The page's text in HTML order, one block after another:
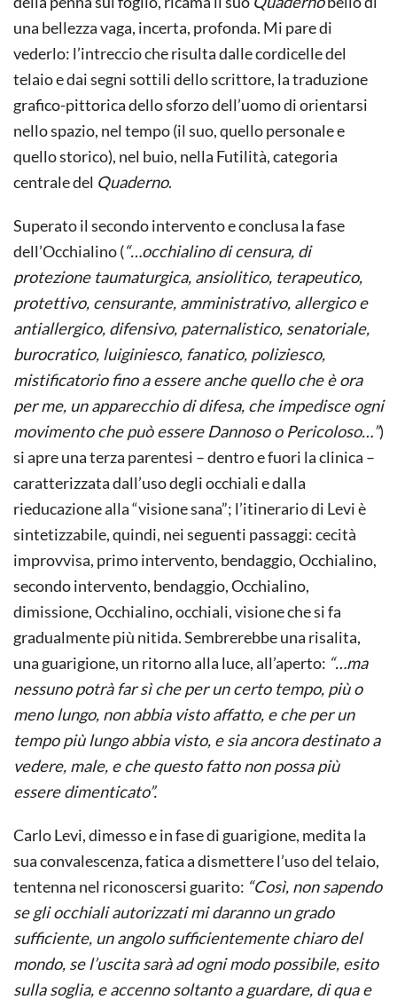
una bellezza vaga, incerta, profonda. Mi pare di
vederlo: l’intreccio che risulta dalle cordicelle del
telaio e dai segni sottili dello scrittore, la traduzione
grafico-pittorica dello sforzo dell’uomo di orientarsi
nello spazio, nel tempo (il suo, quello personale e
quello storico), nel buio, nella Futilità, categoria
centrale del Quaderno.
Superato il secondo intervento e conclusa la fase
dell’Occhialino (“…occhialino di censura, di
protezione taumaturgica, ansiolitico, terapeutico,
protettivo, censurante, amministrativo, allergico e
antiallergico, difensivo, paternalistico, senatoriale,
burocratico, luiginiesco, fanatico, poliziesco,
mistificatorio fino a essere anche quello che è ora
per me, un apparecchio di difesa, che impedisce ogni
movimento che può essere Dannoso o Pericoloso…”)
si apre una terza parentesi – dentro e fuori la clinica –
caratterizzata dall’uso degli occhiali e dalla
rieducazione alla “visione sana”; l’itinerario di Levi è
sintetizzabile, quindi, nei seguenti passaggi: cecità
improvvisa, primo intervento, bendaggio, Occhialino,
secondo intervento, bendaggio, Occhialino,
dimissione, Occhialino, occhiali, visione che si fa
gradualmente più nitida. Sembrerebbe una risalita,
una guarigione, un ritorno alla luce, all’aperto: “…ma
nessuno potrà far sì che per un certo tempo, più o
meno lungo, non abbia visto affatto, e che per un
tempo più lungo abbia visto, e sia ancora destinato a
vedere, male, e che questo fatto non possa più
essere dimenticato”.
Carlo Levi, dimesso e in fase di guarigione, medita la
sua convalescenza, fatica a dismettere l’uso del telaio,
tentenna nel riconoscersi guarito: “Così, non sapendo
se gli occhiali autorizzati mi daranno un grado
sufficiente, un angolo sufficientemente chiaro del
mondo, se l’uscita sarà ad ogni modo possibile, esito
sulla soglia, e accenno soltanto a guardare, di qua e